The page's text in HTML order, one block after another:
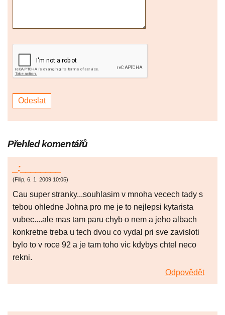
Přehled komentářů
_:________
(Filip, 6. 1. 2009 10:05)
Cau super stranky...souhlasim v mnoha vecech tady s
tebou ohledne Johna pro me je to nejlepsi kytarista
vubec....ale mas tam paru chyb o nem a jeho albach
konkretne treba u tech dvou co vydal pri sve zavisloti
bylo to v roce 92 a je tam toho vic kdybys chtel neco
rekni.
Odpovědět